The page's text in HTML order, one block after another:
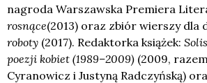
nagroda Warszawska Premiera
rosnące(2013) oraz zbiór wierszy dla
roboty (2017). Redaktorka książek:
poezji kobiet (1989–2009) (2009,
Cyranowicz i Justyną Radczyńską)